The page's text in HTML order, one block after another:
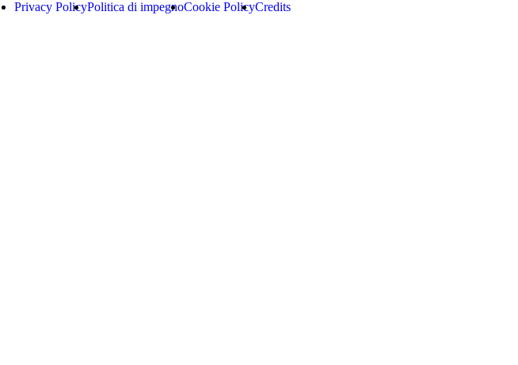
Privacy PolicyPolitica di impegnoCookie PolicyCredits